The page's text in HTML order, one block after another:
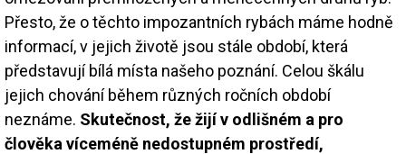
Přesto, že o těchto impozantních rybách máme hodně
informací, v jejich životě jsou stále období, která
představují bílá místa našeho poznání. Celou škálu
jejich chování během různých ročních období
neznáme. Skutečnost, že žijí v odlišném a pro
člověka víceméně nedostupném prostředí,